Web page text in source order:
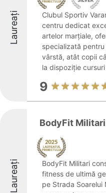
Laureați
Clubul Sportiv
centru dedicat
artelor marțiale,
specializată
vârstă, atât copii
la dispoziție
9
Laureați
BodyFit Militari
BodyFit Militari
fitness de ultimă
pe Strada Soarelui